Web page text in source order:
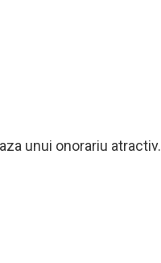
unui onorariu atractiv.